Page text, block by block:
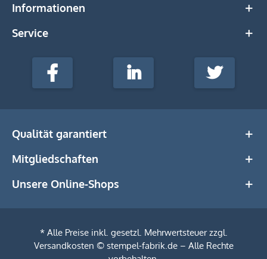
Informationen
Service
stempel-
Media
Facebook LinkedIn Twitter
Qualität garantiert
Mitgliedschaften
Unsere Online-Shops
* Alle Preise inkl. gesetzl. Mehrwertsteuer zzgl.
Versandkosten © stempel-fabrik.de – Alle Rechte